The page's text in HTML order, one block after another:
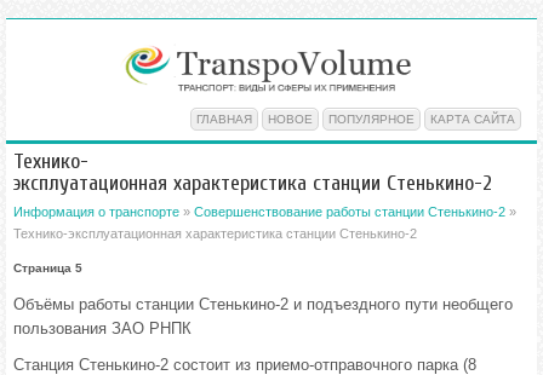
ГЛАВНАЯ НОВОЕ ПОПУЛЯРНОЕ КАРТА САЙТА
Технико-
эксплуатационная характеристика станции Стенькино-2
Информация о транспорте » Совершенствование работы станции Стенькино-2 »
Технико-эксплуатационная характеристика станции Стенькино-2
Страница 5
Объёмы работы станции Стенькино-2 и подъездного пути необщего
пользования ЗАО РНПК
Станция Стенькино-2 состоит из приемо-отправочного парка (8